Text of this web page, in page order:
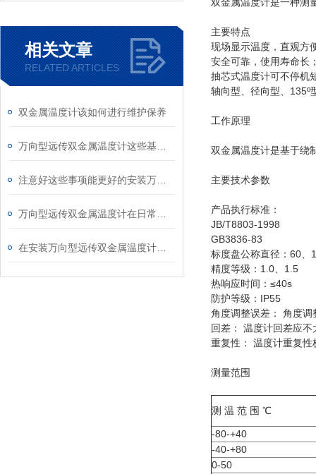
相关文章
RELATED ARTICLES
双金属温度计该如何进行维护保养
主要特点
现场显示温度，直观方
安全可靠，使用寿命长
抽芯式温度计可不停机
轴向型、径向型、135º
工作原理
双金属温度计是基于绕
主要技术参数
产品执行标准：
JB/T8803-1998
GB3836-83
标度盘公称直径：60、
精度等级：1.0、1.5
热响应时间：≤40s
防护等级：IP55
角度调整误差： 角度
回差： 温度计回差应
重复性： 温度计重复
测量范围
测 温 范 围 ℃
-80-+40
-40-+80
0-50